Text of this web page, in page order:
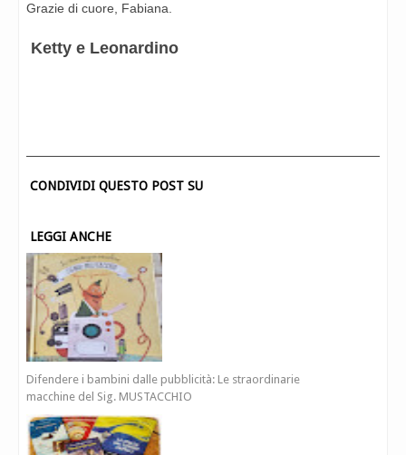
Grazie di cuore, Fabiana.
Ketty e Leonardino
CONDIVIDI QUESTO POST SU
LEGGI ANCHE
Difendere i bambini dalle pubblicità: Le straordinarie
macchine del Sig. MUSTACCHIO